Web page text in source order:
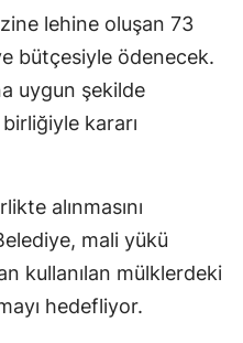
lehine oluşan 73
bütçesiyle ödenecek.
uygun şekilde
kararı
alınmasını
mali yükü
kullanılan mülklerdeki
hedefliyor.